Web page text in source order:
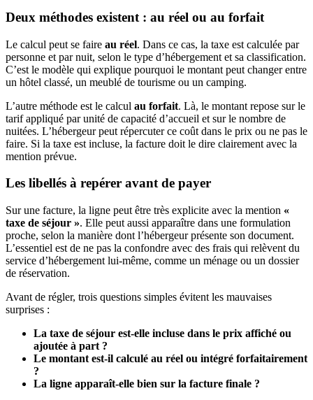
Deux méthodes existent : au réel ou au forfait
Le calcul peut se faire au réel. Dans ce cas, la taxe est calculée par
personne et par nuit, selon le type d’hébergement et sa classification.
C’est le modèle qui explique pourquoi le montant peut changer entre
un hôtel classé, un meublé de tourisme ou un camping.
L’autre méthode est le calcul au forfait. Là, le montant repose sur le
tarif appliqué par unité de capacité d’accueil et sur le nombre de
nuitées. L’hébergeur peut répercuter ce coût dans le prix ou ne pas le
faire. Si la taxe est incluse, la facture doit le dire clairement avec la
mention prévue.
Les libellés à repérer avant de payer
Sur une facture, la ligne peut être très explicite avec la mention «
taxe de séjour ». Elle peut aussi apparaître dans une formulation
proche, selon la manière dont l’hébergeur présente son document.
L’essentiel est de ne pas la confondre avec des frais qui relèvent du
service d’hébergement lui-même, comme un ménage ou un dossier
de réservation.
Avant de régler, trois questions simples évitent les mauvaises
surprises :
La taxe de séjour est-elle incluse dans le prix affiché ou
ajoutée à part ?
Le montant est-il calculé au réel ou intégré forfaitairement
?
La ligne apparaît-elle bien sur la facture finale ?